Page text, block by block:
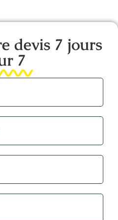
devis 7 jours
7